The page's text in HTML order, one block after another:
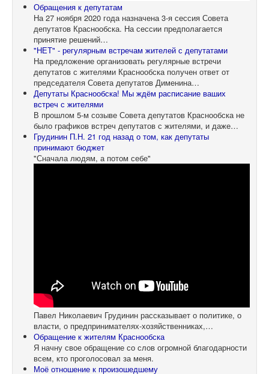
Обращения к депутатам
На 27 ноября 2020 года назначена 3-я сессия Совета
депутатов Краснообска. На сессии предполагается
принятие решений…
"НЕТ" - регулярным встречам жителей с депутатами
На предложение организовать регулярные встречи
депутатов с жителями Краснообска получен ответ от
председателя Совета депутатов Дименина…
Депутаты Краснообска! Мы ждём расписание ваших
встреч с жителями
В прошлом 5-м созыве Совета депутатов Краснообска не
было графиков встреч депутатов с жителями, и даже…
Грудинин П.Н. 21 год назад о том, как депутаты
принимают бюджет
"Сначала людям, а потом себе"
Павел Николаевич Грудинин рассказывает о политике, о
власти, о предпринимателях-хозяйственниках,…
Обращение к жителям Краснообска
Я начну свое обращение со слов огромной благодарности
всем, кто проголосовал за меня.
Моё отношение к произошедшему